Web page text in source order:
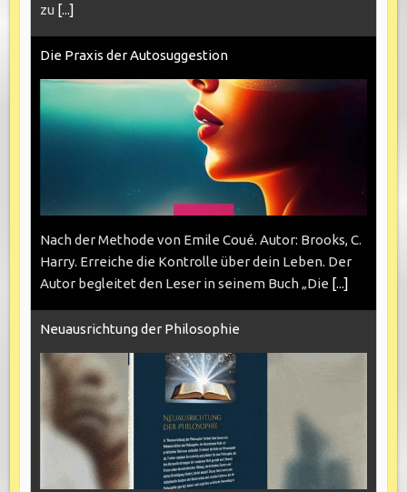
zu [...]
Die Praxis der Autosuggestion
Nach der Methode von Emile Coué. Autor: Brooks, C.
Harry. Erreiche die Kontrolle über dein Leben. Der
Autor begleitet den Leser in seinem Buch „Die [...]
Neuausrichtung der Philosophie